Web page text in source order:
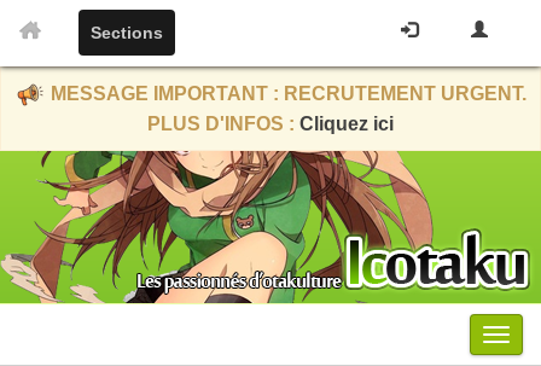
Sections
MESSAGE IMPORTANT : RECRUTEMENT URGENT.
PLUS D'INFOS : Cliquez ici
Menu